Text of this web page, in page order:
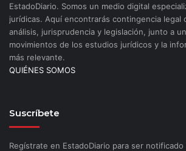
EstadoDiario. Somos un medio digital
jurídicas. Aquí encontrarás contingencia legal
análisis, jurisprudencia y legislación, junto a
movimientos de los estudios jurídicos y la
más relevante.
QUIÉNES SOMOS
Suscríbete
Regístrate en EstadoDiario para ser